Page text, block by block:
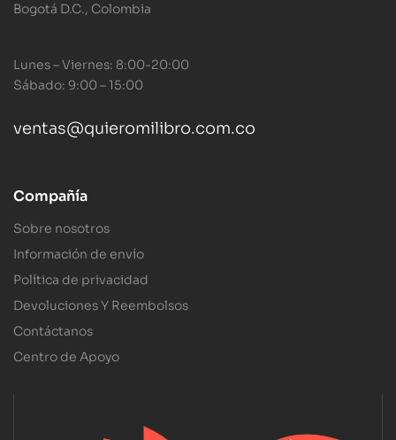
Bogotá D.C., Colombia
Lunes – Viernes: 8:00-20:00
Sábado: 9:00 – 15:00
ventas@quieromilibro.com.co
Compañía
Sobre nosotros
Información de envío
Política de privacidad
Devoluciones Y Reembolsos
Contáctanos
Centro de Apoyo